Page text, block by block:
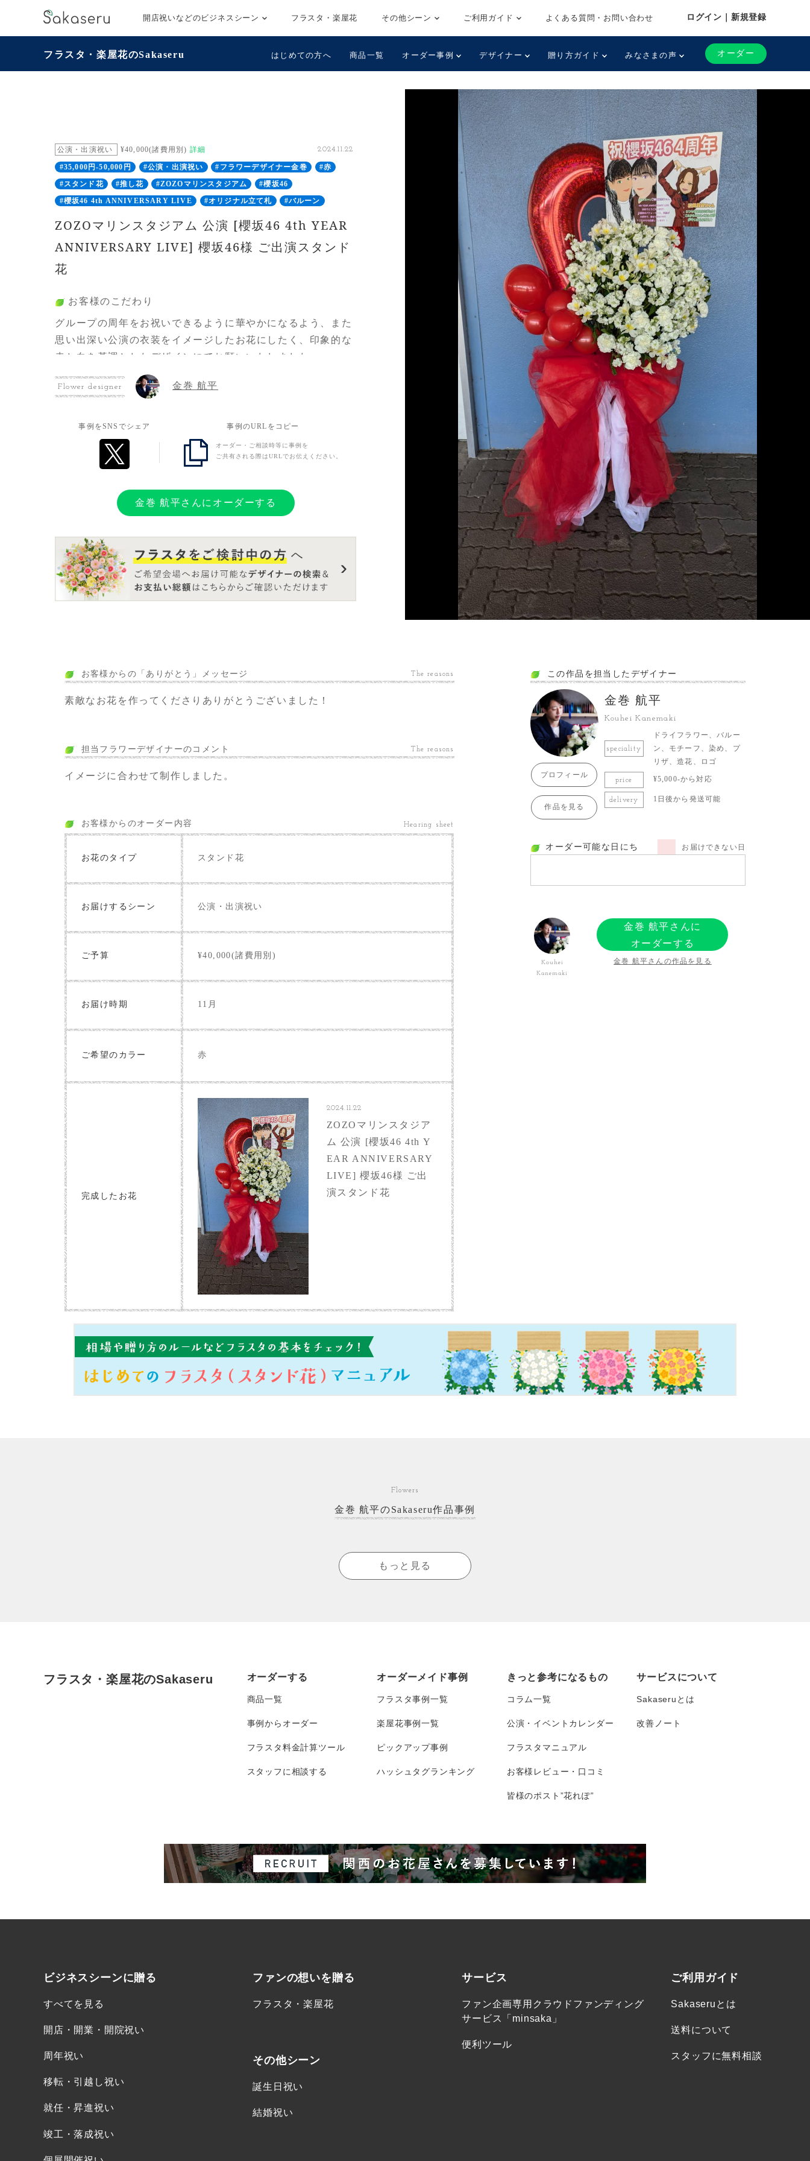
開店祝いなどのビジネスシーン フラスタ・楽屋花 その他シーン ご利用ガイド よくある質問・お問い合わせ ログイン｜新規登録
フラスタ・楽屋花のSakaseru はじめての方へ 商品一覧 オーダー事例 デザイナー 贈り方ガイド みなさまの声 オーダー
公演・出演祝い ¥40,000(諸費用別) 詳細 2024.11.22
#35,000円-50,000円 #公演・出演祝い #フラワーデザイナー金巻
#赤
#スタンド花
#推し花 #ZOZOマリンスタジアム
#櫻坂46
#櫻坂46 4th ANNIVERSARY LIVE
#オリジナル立て札 #バルーン
ZOZOマリンスタジアム 公演 [櫻坂46 4th YEAR
ANNIVERSARY LIVE] 櫻坂46様 ご出演スタンド
花
お客様のこだわり
グループの周年をお祝いできるように華やかになるよう、また
思い出深い公演の衣装をイメージしたお花にしたく、印象的な
赤と白を基調としたデザインにてお願いいたしました。
お客様の想い
Flower designer 金巻 航平
事例をSNSでシェア 事例のURLをコピー
オーダー・ご相談時等に事例を
ご共有される際はURLでお伝えください。
金巻 航平さんにオーダーする
お客様からの「ありがとう」メッセージ The reasons
素敵なお花を作ってくださりありがとうございました！
担当フラワーデザイナーのコメント The reasons
イメージに合わせて制作しました。
お客様からのオーダー内容 Hearing sheet
お花のタイプ スタンド花
お届けするシーン 公演・出演祝い
ご予算 ¥40,000(諸費用別)
お届け時期 11月
ご希望のカラー 赤
完成したお花
2024.11.22
ZOZOマリンスタジア
ム 公演 [櫻坂46 4th Y
EAR ANNIVERSARY
LIVE] 櫻坂46様 ご出
演スタンド花
この作品を担当したデザイナー
プロフィール
作品を見る
金巻 航平
Kouhei Kanemaki
speciality
ドライフラワー、バルー
ン、モチーフ、染め、プ
リザ、造花、ロゴ
price ¥5,000-から対応
delivery 1日後から発送可能
オーダー可能な日にち お届けできない日
Kouhei
Kanemaki
金巻 航平さんに
オーダーする
金巻 航平さんの作品を見る
Flowers
金巻 航平のSakaseru作品事例
もっと見る
フラスタ・楽屋花のSakaseru オーダーする
商品一覧
事例からオーダー
フラスタ料金計算ツール
スタッフに相談する
オーダーメイド事例
フラスタ事例一覧
楽屋花事例一覧
ピックアップ事例
ハッシュタグランキング
きっと参考になるもの
コラム一覧
公演・イベントカレンダー
フラスタマニュアル
お客様レビュー・口コミ
皆様のポスト”花れぽ”
サービスについて
Sakaseruとは
改善ノート
ビジネスシーンに贈る
すべてを見る
開店・開業・開院祝い
周年祝い
移転・引越し祝い
就任・昇進祝い
竣工・落成祝い
ファンの想いを贈る
フラスタ・楽屋花
その他シーン
誕生日祝い
結婚祝い
サービス
ファン企画専用クラウドファンディング
サービス「minsaka」
便利ツール
ご利用ガイド
Sakaseruとは
送料について
スタッフに無料相談